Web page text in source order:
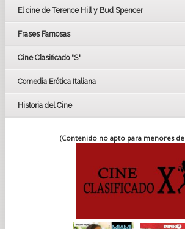
BAFTA
El cine de Terence Hill y Bud Spencer
Frases Famosas
Cine Clasificado "S"
Comedia Erótica Italiana
Historia del Cine
(Contenido no apto para menores de